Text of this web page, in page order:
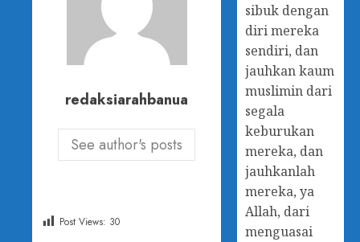
redaksiarahbanua
See author's posts
Post Views: 30
sibuk dengan
diri mereka
sendiri, dan
jauhkan kaum
muslimin dari
segala
keburukan
mereka, dan
jauhkanlah
mereka, ya
Allah, dari
menguasai